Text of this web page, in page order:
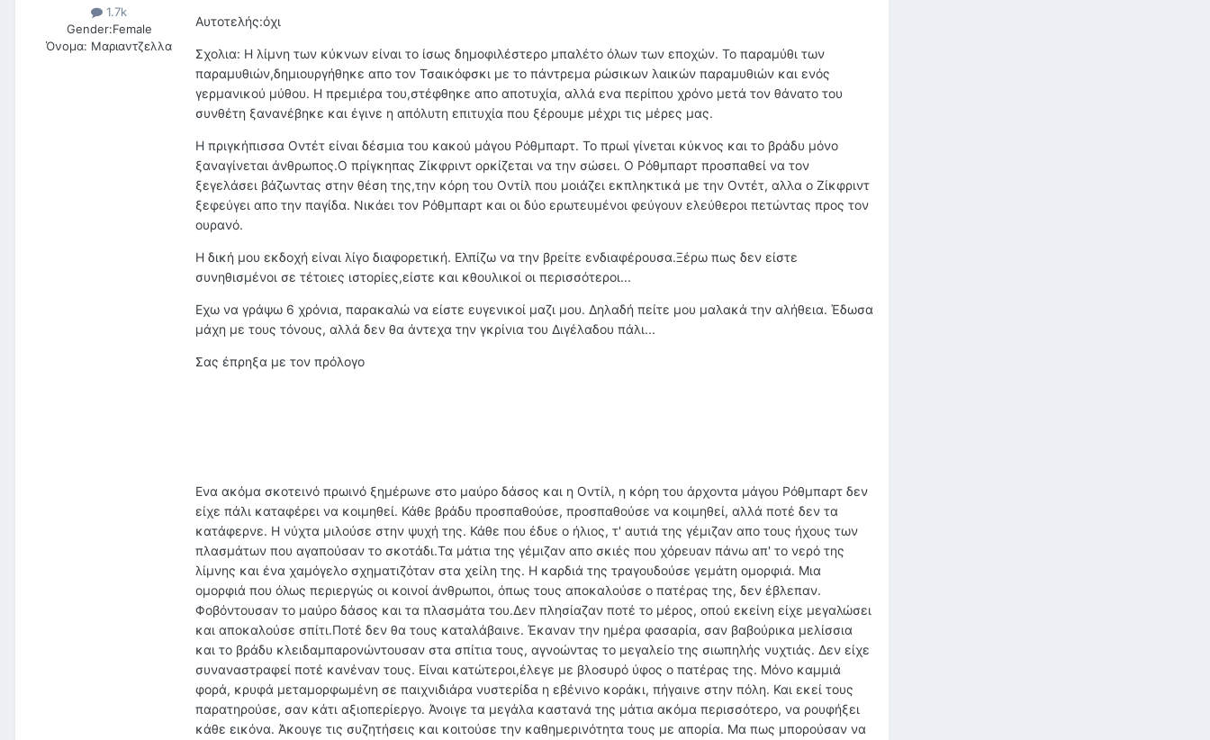
1.7k
Gender:Female
Όνομα: Μαριαντζελλα
Αυτοτελής:όχι
Σχολια: Η λίμνη των κύκνων είναι το ίσως δημοφιλέστερο μπαλέτο όλων των εποχών. Το παραμύθι των
παραμυθιών,δημιουργήθηκε απο τον Τσαικόφσκι με το πάντρεμα ρώσικων λαικών παραμυθιών και ενός
γερμανικού μύθου. Η πρεμιέρα του,στέφθηκε απο αποτυχία, αλλά ενα περίπου χρόνο μετά τον θάνατο του
συνθέτη ξανανέβηκε και έγινε η απόλυτη επιτυχία που ξέρουμε μέχρι τις μέρες μας.
Η πριγκήπισσα Οντέτ είναι δέσμια του κακού μάγου Ρόθμπαρτ. Το πρωί γίνεται κύκνος και το βράδυ μόνο
ξαναγίνεται άνθρωπος.Ο πρίγκηπας Ζίκφριντ ορκίζεται να την σώσει. Ο Ρόθμπαρτ προσπαθεί να τον
ξεγελάσει βάζωντας στην θέση της,την κόρη του Οντίλ που μοιάζει εκπληκτικά με την Οντέτ, αλλα ο Ζίκφριντ
ξεφεύγει απο την παγίδα. Νικάει τον Ρόθμπαρτ και οι δύο ερωτευμένοι φεύγουν ελεύθεροι πετώντας προς τον
ουρανό.
Η δική μου εκδοχή είναι λίγο διαφορετική. Ελπίζω να την βρείτε ενδιαφέρουσα.Ξέρω πως δεν είστε
συνηθισμένοι σε τέτοιες ιστορίες,είστε και κθουλικοί οι περισσότεροι...
Εχω να γράψω 6 χρόνια, παρακαλώ να είστε ευγενικοί μαζι μου. Δηλαδή πείτε μου μαλακά την αλήθεια. Έδωσα
μάχη με τους τόνους, αλλά δεν θα άντεχα την γκρίνια του Διγέλαδου πάλι...
Σας έπρηξα με τον πρόλογο
Eνα ακόμα σκοτεινό πρωινό ξημέρωνε στο μαύρο δάσος και η Οντίλ, η κόρη του άρχοντα μάγου Ρόθμπαρτ δεν
είχε πάλι καταφέρει να κοιμηθεί. Κάθε βράδυ προσπαθούσε, προσπαθούσε να κοιμηθεί, αλλά ποτέ δεν τα
κατάφερνε. Η νύχτα μιλούσε στην ψυχή της. Κάθε που έδυε ο ήλιος, τ' αυτιά της γέμιζαν απο τους ήχους των
πλασμάτων που αγαπούσαν το σκοτάδι.Τα μάτια της γέμιζαν απο σκιές που χόρευαν πάνω απ' το νερό της
λίμνης και ένα χαμόγελο σχηματιζόταν στα χείλη της. Η καρδιά της τραγουδούσε γεμάτη ομορφιά. Μια
ομορφιά που όλως περιεργώς οι κοινοί άνθρωποι, όπως τους αποκαλούσε ο πατέρας της, δεν έβλεπαν.
Φοβόντουσαν το μαύρο δάσος και τα πλασμάτα του.Δεν πλησίαζαν ποτέ το μέρος, οπού εκείνη είχε μεγαλώσει
και αποκαλούσε σπίτι.Ποτέ δεν θα τους καταλάβαινε. Έκαναν την ημέρα φασαρία, σαν βαβούρικα μελίσσια
και το βράδυ κλειδαμπαρονώντουσαν στα σπίτια τους, αγνοώντας το μεγαλείο της σιωπηλής νυχτιάς. Δεν είχε
συναναστραφεί ποτέ κανέναν τους. Είναι κατώτεροι,έλεγε με βλοσυρό ύφος ο πατέρας της. Μόνο καμμιά
φορά, κρυφά μεταμορφωμένη σε παιχνιδιάρα νυστερίδα η εβένινο κοράκι, πήγαινε στην πόλη. Και εκεί τους
παρατηρούσε, σαν κάτι αξιοπερίεργο. Άνοιγε τα μεγάλα καστανά της μάτια ακόμα περισσότερο, να ρουφήξει
κάθε εικόνα. Άκουγε τις συζητήσεις και κοιτούσε την καθημερινότητα τους με απορία. Μα πως μπορούσαν να